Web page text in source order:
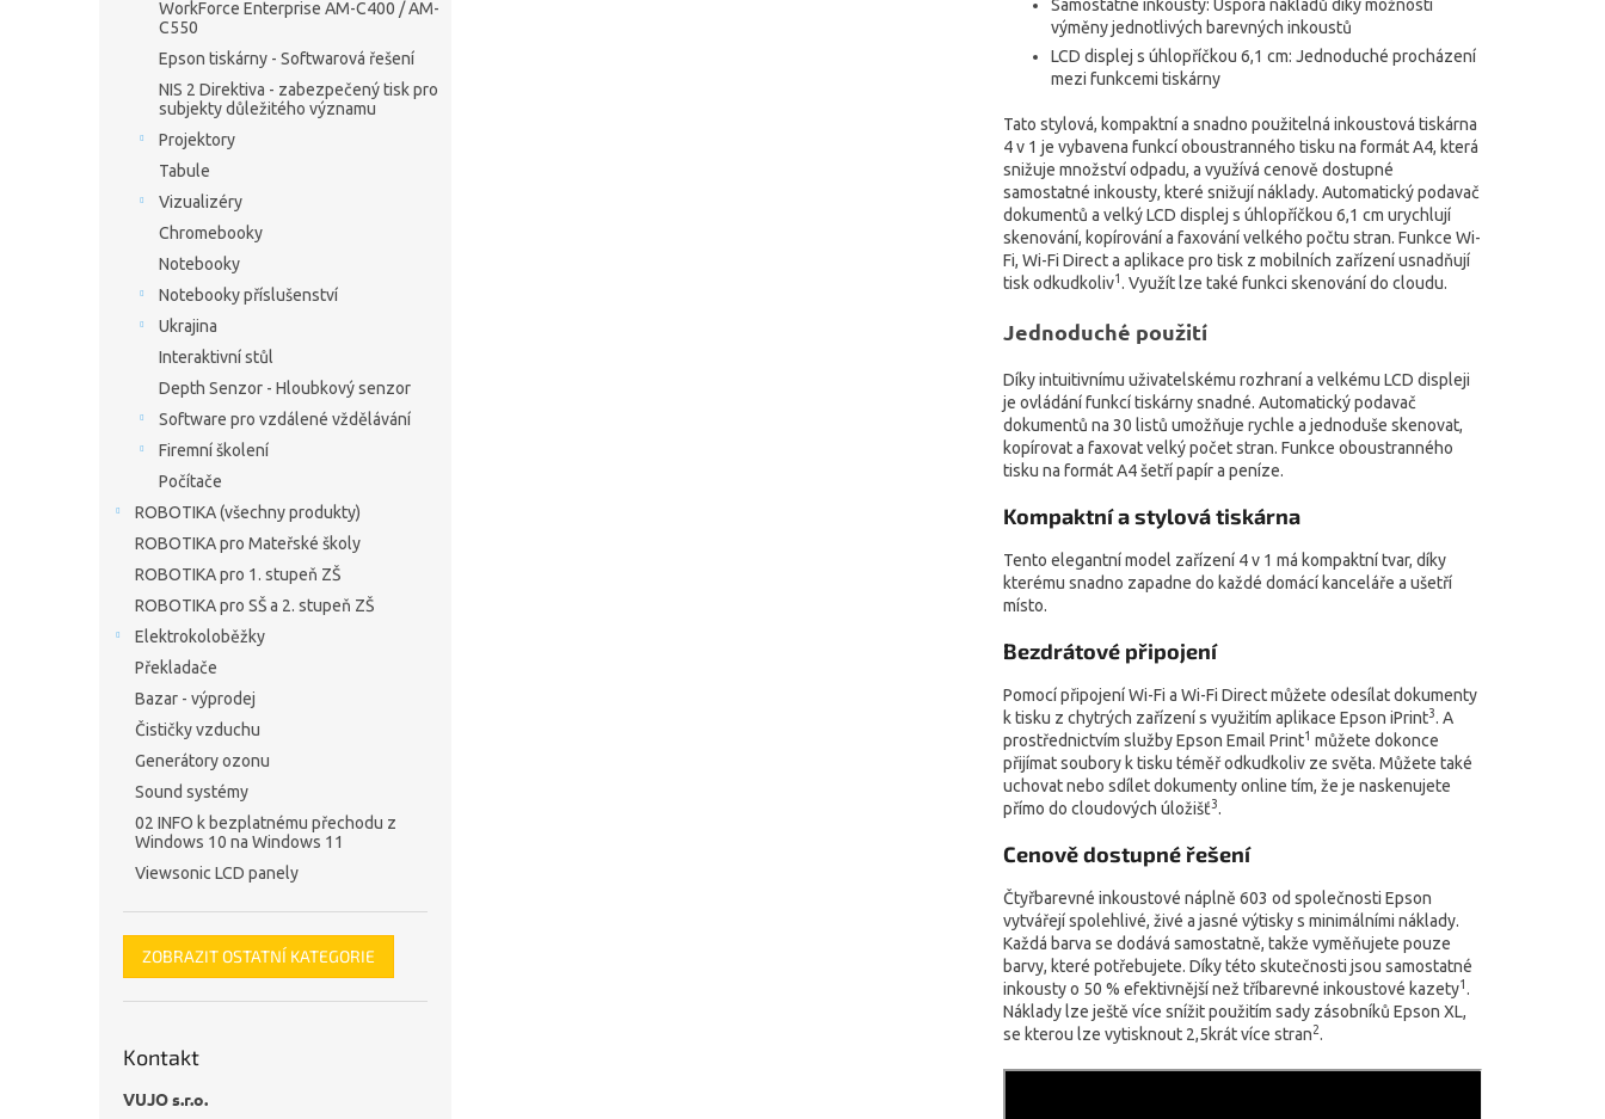
WorkForce Enterprise AM-C400 / AM-
C550
Epson tiskárny - Softwarová řešení
NIS 2 Direktiva - zabezpečený tisk pro
subjekty důležitého významu
Projektory
Tabule
Vizualizéry
Chromebooky
Notebooky
Notebooky příslušenství
Ukrajina
Interaktivní stůl
Depth Senzor - Hloubkový senzor
Software pro vzdálené vždělávání
Firemní školení
Počítače
ROBOTIKA (všechny produkty)
ROBOTIKA pro Mateřské školy
ROBOTIKA pro 1. stupeň ZŠ
ROBOTIKA pro SŠ a 2. stupeň ZŠ
Elektrokoloběžky
Překladače
Bazar - výprodej
Čističky vzduchu
Generátory ozonu
Sound systémy
02 INFO k bezplatnému přechodu z
Windows 10 na Windows 11
Viewsonic LCD panely
ZOBRAZIT OSTATNÍ KATEGORIE
Kontakt
VUJO s.r.o.
Samostatné inkousty: Úspora nákladů díky možnosti
výměny jednotlivých barevných inkoustů
LCD displej s úhlopříčkou 6,1 cm: Jednoduché procházení
mezi funkcemi tiskárny
Tato stylová, kompaktní a snadno použitelná inkoustová tiskárna
4 v 1 je vybavena funkcí oboustranného tisku na formát A4, která
snižuje množství odpadu, a využívá cenově dostupné
samostatné inkousty, které snižují náklady. Automatický podavač
dokumentů a velký LCD displej s úhlopříčkou 6,1 cm urychlují
skenování, kopírování a faxování velkého počtu stran. Funkce Wi-
Fi, Wi-Fi Direct a aplikace pro tisk z mobilních zařízení usnadňují
tisk odkudkoliv1. Využít lze také funkci skenování do cloudu.
Jednoduché použití
Díky intuitivnímu uživatelskému rozhraní a velkému LCD displeji
je ovládání funkcí tiskárny snadné. Automatický podavač
dokumentů na 30 listů umožňuje rychle a jednoduše skenovat,
kopírovat a faxovat velký počet stran. Funkce oboustranného
tisku na formát A4 šetří papír a peníze.
Kompaktní a stylová tiskárna
Tento elegantní model zařízení 4 v 1 má kompaktní tvar, díky
kterému snadno zapadne do každé domácí kanceláře a ušetří
místo.
Bezdrátové připojení
Pomocí připojení Wi-Fi a Wi-Fi Direct můžete odesílat dokumenty
k tisku z chytrých zařízení s využitím aplikace Epson iPrint3. A
prostřednictvím služby Epson Email Print1 můžete dokonce
přijímat soubory k tisku téměř odkudkoliv ze světa. Můžete také
uchovat nebo sdílet dokumenty online tím, že je naskenujete
přímo do cloudových úložišť3.
Cenově dostupné řešení
Čtyřbarevné inkoustové náplně 603 od společnosti Epson
vytvářejí spolehlivé, živé a jasné výtisky s minimálními náklady.
Každá barva se dodává samostatně, takže vyměňujete pouze
barvy, které potřebujete. Díky této skutečnosti jsou samostatné
inkousty o 50 % efektivnější než tříbarevné inkoustové kazety1.
Náklady lze ještě více snížit použitím sady zásobníků Epson XL,
se kterou lze vytisknout 2,5krát více stran2.